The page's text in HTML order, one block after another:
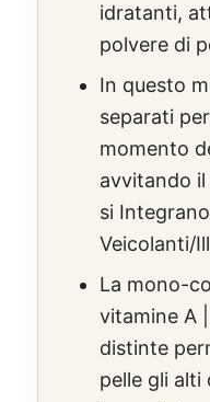
idratanti,
polvere di
In questo
separati
momento
avvitando
si
Veicolanti/
La mono-
vitamine A
distinte
pelle gli alti